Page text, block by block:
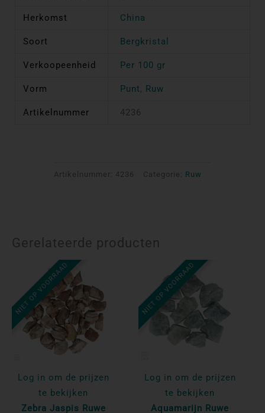
Herkomst China
Soort Bergkristal
Verkoopeenheid Per 100 gr
Vorm Punt, Ruw
Artikelnummer 4236
Artikelnummer: 4236 Categorie: Ruw
Gerelateerde producten
NIET OP VOORRAAD
Log in om de prijzen
te bekijken
Zebra Jaspis Ruwe
NIET OP VOORRAAD
Log in om de prijzen
te bekijken
Aquamarijn Ruwe